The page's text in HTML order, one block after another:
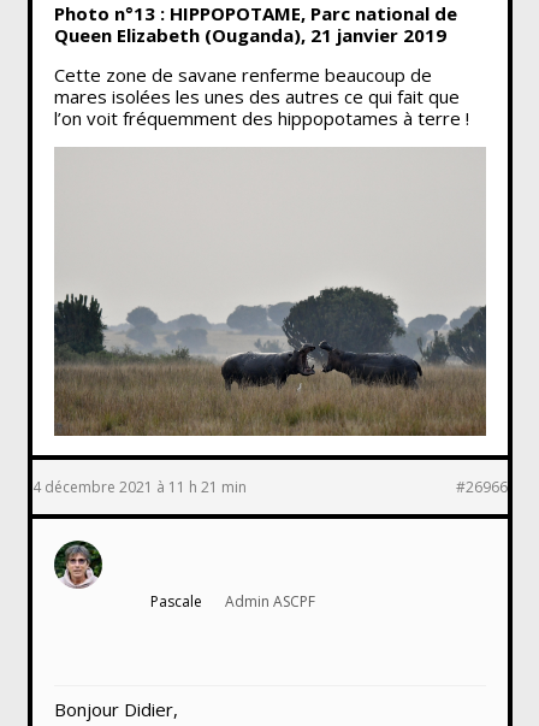
Photo n°13 : HIPPOPOTAME, Parc national de
Queen Elizabeth (Ouganda), 21 janvier 2019
Cette zone de savane renferme beaucoup de
mares isolées les unes des autres ce qui fait que
l’on voit fréquemment des hippopotames à terre !
4 décembre 2021 à 11 h 21 min #26966
Pascale Admin ASCPF
Bonjour Didier,